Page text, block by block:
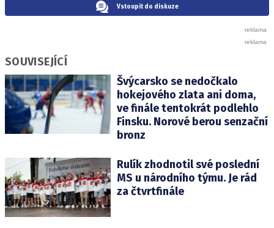
Vstoupit do diskuze
SOUVISEJÍCÍ
Švýcarsko se nedočkalo
hokejového zlata ani doma,
ve finále tentokrát podlehlo
Finsku. Norové berou senzační
bronz
Rulík zhodnotil své poslední
MS u národního týmu. Je rád
za čtvrtfinále